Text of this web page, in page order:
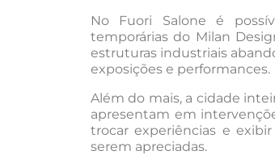
No Fuori Salone é
temporárias do Milan
estruturas industriais
exposições e performances.
Além do mais, a cidade
apresentam em
trocar experiências e
serem apreciadas.